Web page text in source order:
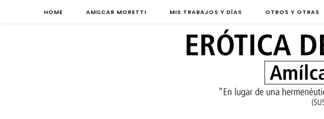
HOME AMILCAR MORETTI MIS TRABAJOS Y DÍAS OTROS Y OTRAS